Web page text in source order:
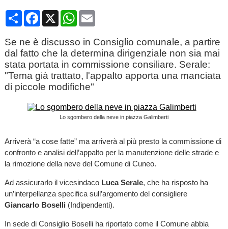
CondividiFacebook
X WhatsApp
Email
Se ne è discusso in Consiglio comunale, a partire
dal fatto che la determina dirigenziale non sia mai
stata portata in commissione consiliare. Serale:
"Tema già trattato, l'appalto apporta una manciata
di piccole modifiche"
Lo sgombero della neve in piazza Galimberti
Arriverà “a cose fatte” ma arriverà al più presto la commissione di
confronto e analisi dell’appalto per la manutenzione delle strade e
la rimozione della neve del Comune di Cuneo.
Ad assicurarlo il vicesindaco Luca Serale, che ha risposto ha
un’interpellanza specifica sull’argomento del consigliere
Giancarlo Boselli (Indipendenti).
In sede di Consiglio Boselli ha riportato come il Comune abbia